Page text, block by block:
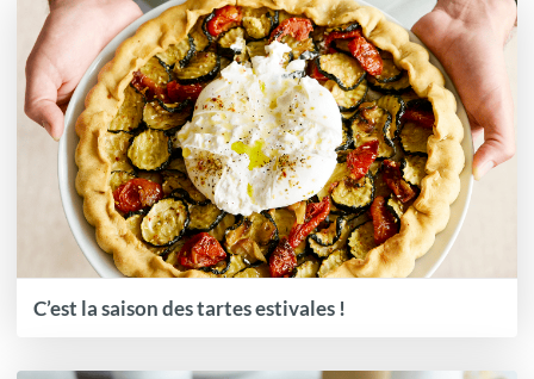
C’est la saison des tartes estivales !